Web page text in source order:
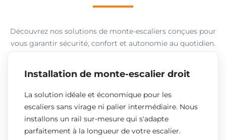
Découvrez nos solutions de monte-escaliers conçues pour
vous garantir sécurité, confort et autonomie au quotidien.
Installation de monte-escalier droit
La solution idéale et économique pour les
escaliers sans virage ni palier intermédiaire. Nous
installons un rail sur-mesure qui s'adapte
parfaitement à la longueur de votre escalier.